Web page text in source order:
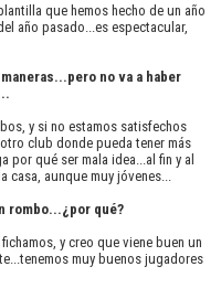
que hemos hecho de un año
año pasado...es espectacular,
no va a haber
y si no estamos satisfechos
club donde pueda tener más
qué ser mala idea...al fin y al
aunque muy jóvenes...
rombo...¿por qué?
y creo que viene buen un
muy buenos jugadores